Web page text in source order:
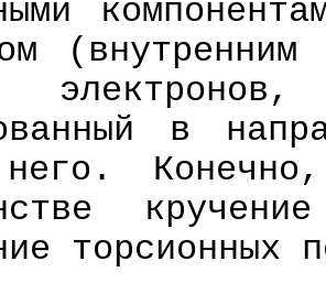
в
него.
торсионных